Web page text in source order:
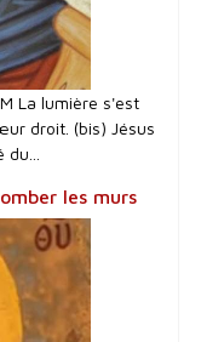
La lumière s'est
droit. (bis) Jésus
les murs